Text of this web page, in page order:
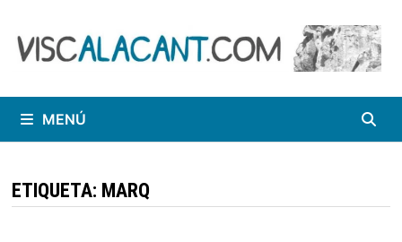
contenido
MENÚ
ETIQUETA: MARQ